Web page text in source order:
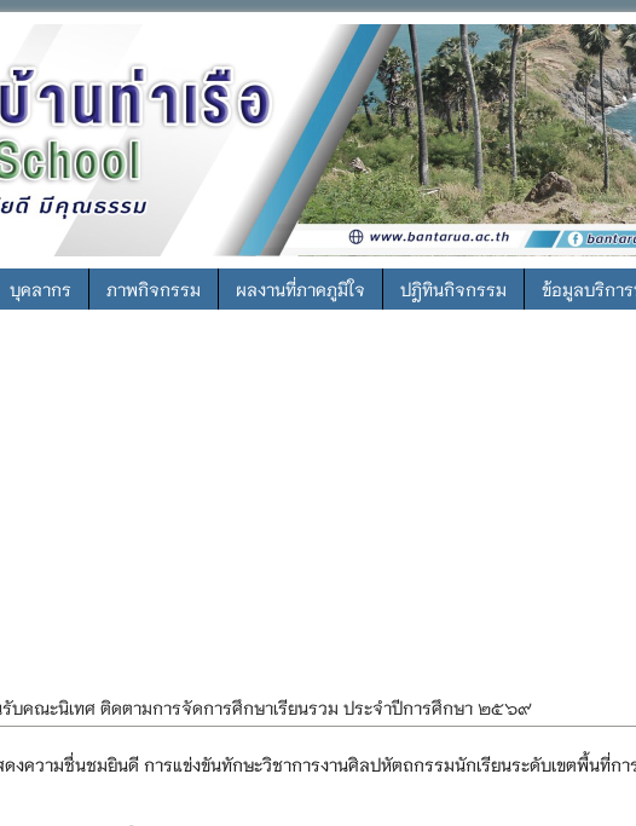
บุคลากร ภาพกิจกรรม ผลงานที่ภาคภูมิใจ ปฎิทินกิจกรรม ข้อมูลบริกา
บคณะนิเทศ ติดตามการจัดการศึกษาเรียนรวม ประจำปีการศึกษา ๒๕๖๙
ดงความชื่นชมยินดี การแข่งขันทักษะวิชาการงานศิลปหัตถกรรมนักเรียนระดับเขตพื้นที่ก